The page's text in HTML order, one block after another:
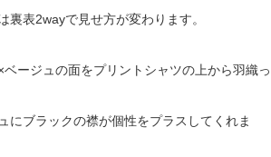
裏表2wayで見せ方が変わります。
ージュの面をプリントシャツの上から羽織っ
にブラックの襟が個性をプラスしてくれま